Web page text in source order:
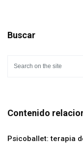
Buscar
Contenido
Psicoballet: terapia